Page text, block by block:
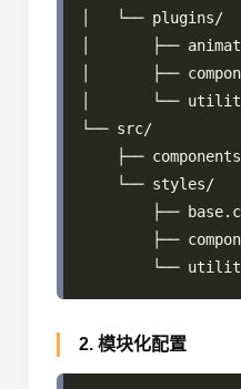
│   └── plugins/
│       ├──
│       ├──
│       └──
└── src/
├──
    └── styles/
├──
├──
2. 模块化配置